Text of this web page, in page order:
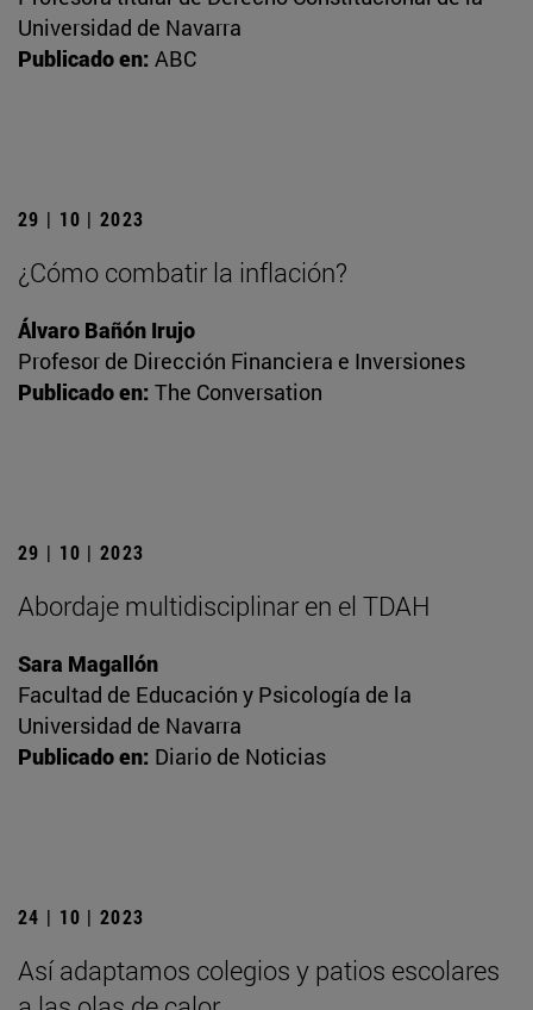
Universidad de Navarra
Publicado en: ABC
29 | 10 | 2023
¿Cómo combatir la inflación?
Álvaro Bañón Irujo
Profesor de Dirección Financiera e Inversiones
Publicado en: The Conversation
29 | 10 | 2023
Abordaje multidisciplinar en el TDAH
Sara Magallón
Facultad de Educación y Psicología de la
Universidad de Navarra
Publicado en: Diario de Noticias
24 | 10 | 2023
Así adaptamos colegios y patios escolares